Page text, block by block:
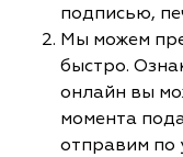
подписью,
Мы можем
быстро.
онлайн вы
момента
отправим по